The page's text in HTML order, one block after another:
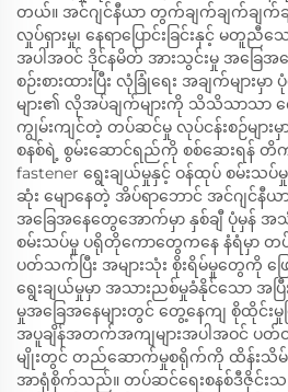
တယ်။ အင်ဂျင်နီယာ တွက်ချက်ချက်ချက်ခ
လှုပ်ရှားမှု၊ နေရာပြောင်းခြင်းနှင့် မတူညီ
အပါအဝင် ဒိုင်နမိတ် အားသွင်းမှု အခြေ
စဉ်းစားထားပြီး လုံခြုံရေး အချက်များမှ
များ၏ လိုအပ်ချက်များကို သိသိသာသာ
ကျွမ်းကျင်တဲ့ တပ်ဆင်မှု လုပ်ငန်းစဉ်များမှ
စနစ်ရဲ့ စွမ်းဆောင်ရည်ကို စစ်ဆေးရန် တိ
fastener ရွေးချယ်မှုနှင့် ဝန်ထုပ် စမ်းသပ်
ဆုံး မျောနေတဲ့ အိပ်ရာဘောင် အင်ဂျင်နီ
အခြေအနေတွေအောက်မှာ နှစ်ချီ ပုံမှန်
စမ်းသပ်မှု ပရိုတိုကောတွေကနေ နံရံမှာ
ပတ်သက်ပြီး အများသုံး စိုးရိမ်မှုတွေကို ဖြ
ရွေးချယ်မှုမှာ အသားညစ်မှုခံနိုင်သော အပြီ
မှုအခြေအနေများတွင် တွေ့နေကျ စိုထိုင်းမှု
အပူချိန်အတက်အကျများအပါအဝင် ပတ်ဝ
မျိုးတွင် တည်ဆောက်မှုစရိုက်ကို ထိန်းသိမ်း
အာရုံစိုက်သည်။ တပ်ဆင်ရေးစနစ်ဒီဇိုင်း